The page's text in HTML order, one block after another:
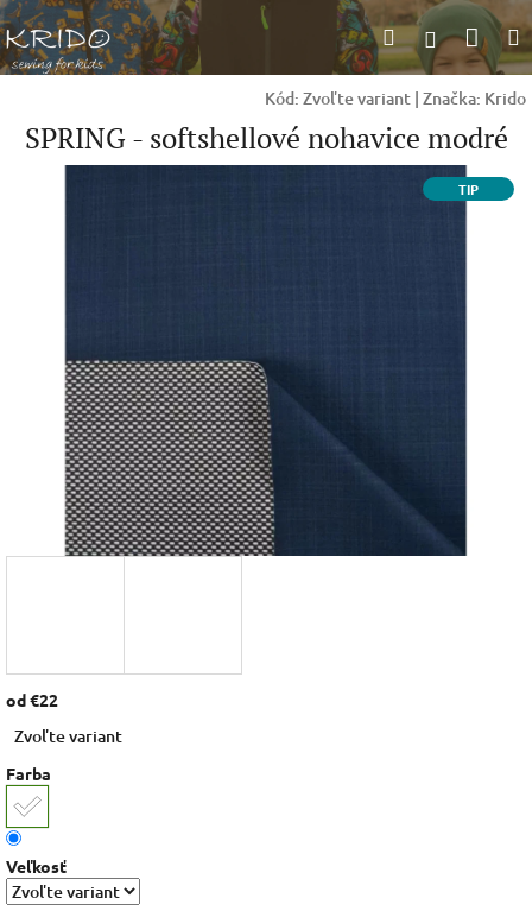
Prejsť
na
obsah
Hľadať
Kód: Zvoľte variant | Značka: Krido
SPRING - softshellové nohavice modré
TIP
od€22
cena:
Zvoľte variant
Farba
Veľkosť